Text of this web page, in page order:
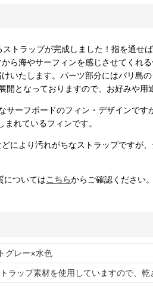
トラップが完成しました！指を通
ら海やサーフィンを感じさせてく
いたします。パーツ部分にはバリ島
となっておりますので、お好みや用
サーフボードのフィン・デザインで
れているフィンです。
により汚れがちなストラップですが
についてはこちらからご確認ください。
グレー×水色
ラップ素材を使用していますので、